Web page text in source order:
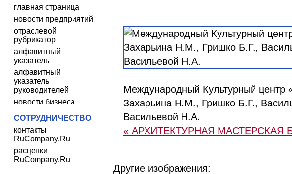
главная страница
новости предприятий
отраслевой
рубрикатор
алфавитный
указатель
алфавитный
указатель
руководителей
новости бизнеса
СОТРУДНИЧЕСТВО
контакты
RuCompany.Ru
расценки
RuCompany.Ru
Международный Культурный центр
Захарьина Н.М., Гришко Б.Г.,
Васильевой Н.А.
« АРХИТЕКТУРНАЯ МАСТЕРСКАЯ
Другие изображения: